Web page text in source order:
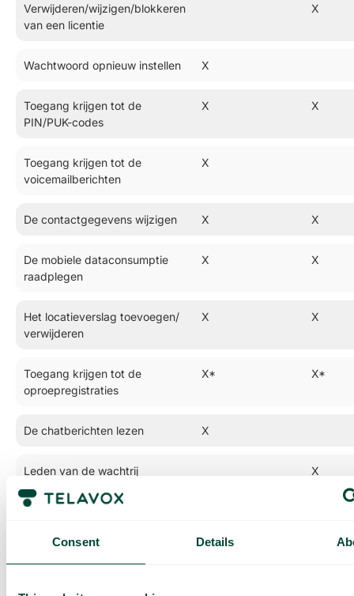
Consent Details
Verwijderen/wijzigen/blokkeren
van een licentie
X
Wachtwoord opnieuw instellen X
Toegang krijgen tot de
PIN/PUK-codes
X X
Toegang krijgen tot de
voicemailberichten
X
De contactgegevens wijzigen X X
De mobiele dataconsumptie
raadplegen
X X
Het locatieverslag toevoegen/
verwijderen
X X
Toegang krijgen tot de
oproepregistraties
X* X*
De chatberichten lezen X
Leden van de wachtrij
toevoegen/verwijderen
X
raadplegen